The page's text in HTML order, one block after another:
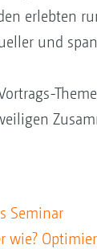
erlebten
und
Seminar
wie?